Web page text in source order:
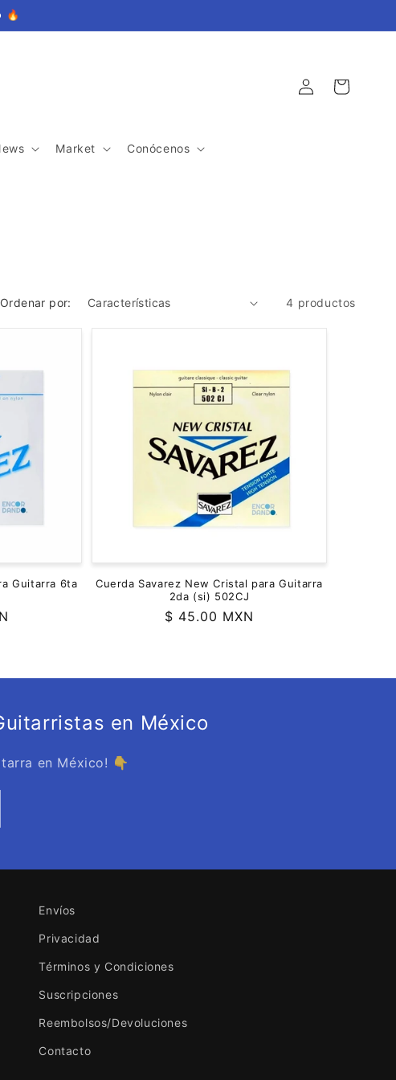
🔥
Market Conócenos
Iniciar
sesión
Carrito
Ordenar por: 4 productos
Guitarra 6ta
Cuerda Savarez New Cristal para Guitarra
2da (si) 502CJ
Precio
$ 45.00 MXN
en México
en México! 👇
Envíos
Privacidad
Términos y Condiciones
Suscripciones
Reembolsos/Devoluciones
Contacto